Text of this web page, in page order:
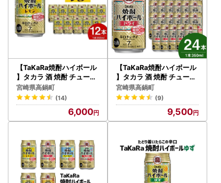
【TaKaRa焼酎ハイボール
】タカラ 酒 焼酎 チューハ
イ レモン 辛口 国産 人気 (
350ml×12本)
宮崎県高鍋町
(14)
6,000
【TaKaRa焼酎ハイボール
】タカラ 酒 焼酎 チューハ
イ ドライ 辛口 国産 人気 (
350ml×24本)
宮崎県高鍋町
(9)
9,500